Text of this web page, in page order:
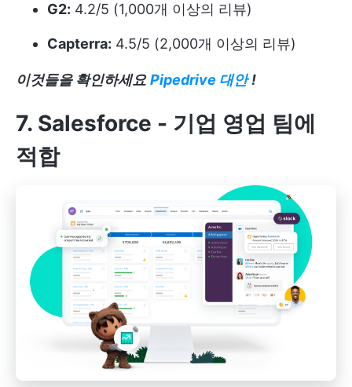
G2: 4.2/5 (1,000개 이상의 리뷰)
Capterra: 4.5/5 (2,000개 이상의 리뷰)
이것들을 확인하세요 Pipedrive 대안 !
7. Salesforce - 기업 영업 팀에
적합